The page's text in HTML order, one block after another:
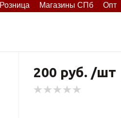
Розница Магазины СПб Опт
200 руб. /шт